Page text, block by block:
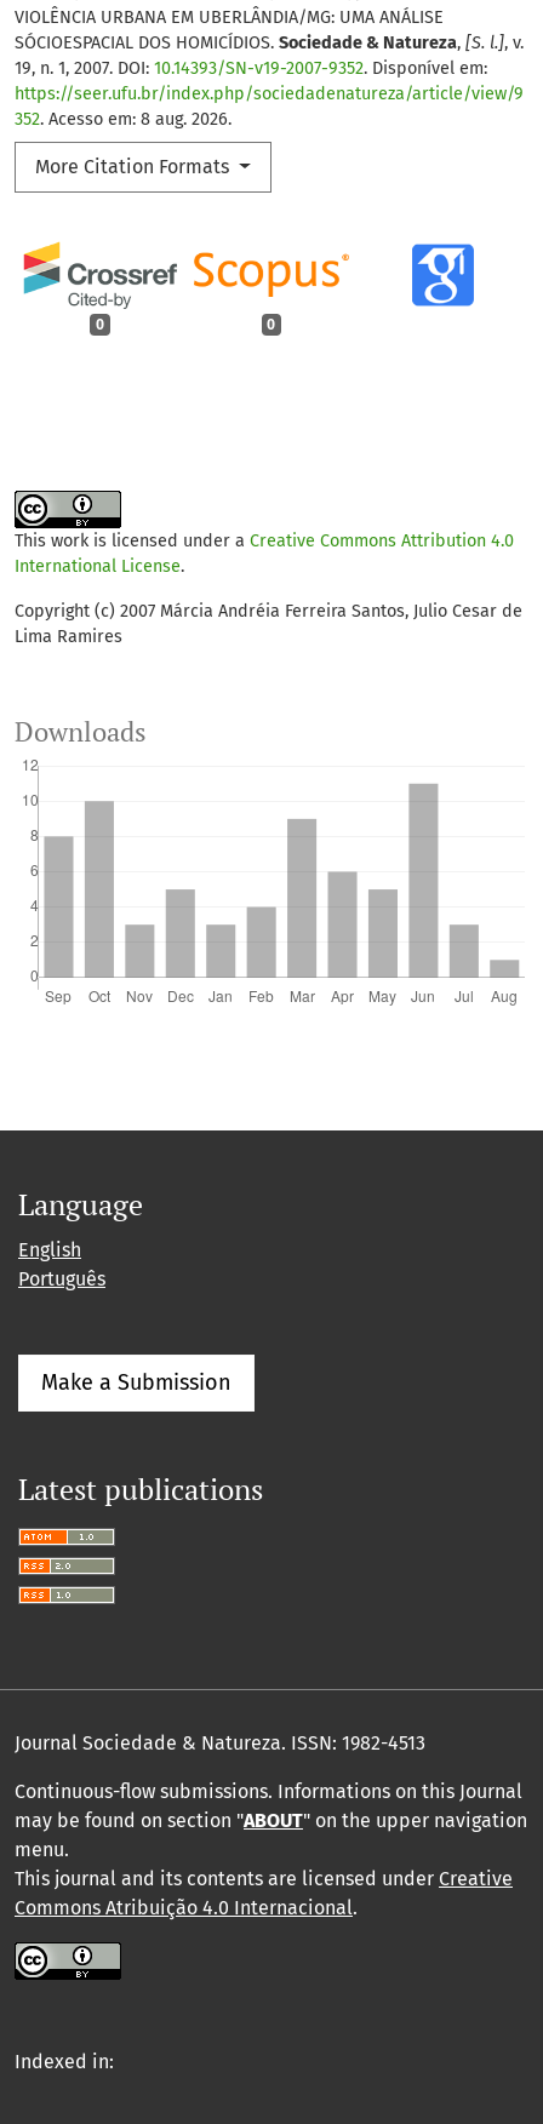
VIOLÊNCIA URBANA EM UBERLÂNDIA/MG: UMA ANÁLISE
SÓCIOESPACIAL DOS HOMICÍDIOS. Sociedade & Natureza, [S. l.], v.
19, n. 1, 2007. DOI: 10.14393/SN-v19-2007-9352. Disponível em:
https://seer.ufu.br/index.php/sociedadenatureza/article/view/9
352. Acesso em: 8 aug. 2026.
More Citation Formats
0 0
This work is licensed under a Creative Commons Attribution 4.0
International License.
Copyright (c) 2007 Márcia Andréia Ferreira Santos, Julio Cesar de
Lima Ramires
Downloads
Language
English
Português
Make a Submission
Latest publications
Journal Sociedade & Natureza. ISSN: 1982-4513
Continuous-flow submissions. Informations on this Journal
may be found on section "ABOUT" on the upper navigation
menu.
This journal and its contents are licensed under Creative
Commons Atribuição 4.0 Internacional.
Indexed in: